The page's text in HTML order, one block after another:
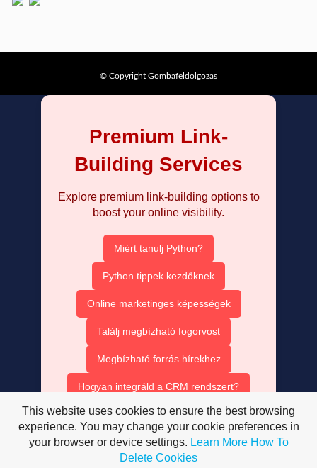
© Copyright Gombafeldolgozas
Premium Link-
Building Services
Explore premium link-building options to
boost your online visibility.
Miért tanulj Python?
Python tippek kezdőknek
Online marketinges képességek
Találj megbízható fogorvost
Megbízható forrás hírekhez
Hogyan integráld a CRM rendszert?
Ruha bérlés olcsón
AISEO tartalom optimalizálás
This website uses cookies to ensure the best browsing
experience. You may change your cookie preferences in
your browser or device settings. Learn More How To
Delete Cookies